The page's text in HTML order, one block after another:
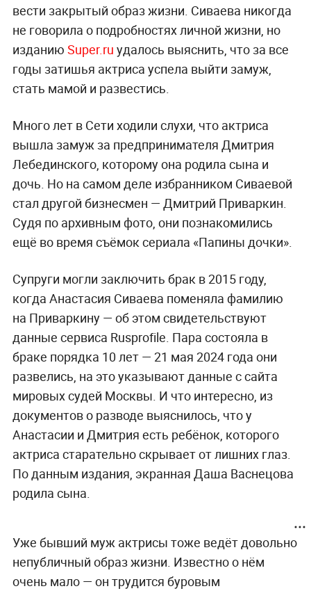
вести закрытый образ жизни. Сиваева никогда
не говорила о подробностях личной жизни, но
изданию Super.ru удалось выяснить, что за все
годы затишья актриса успела выйти замуж,
стать мамой и развестись.
Много лет в Сети ходили слухи, что актриса
вышла замуж за предпринимателя Дмитрия
Лебединского, которому она родила сына и
дочь. Но на самом деле избранником Сиваевой
стал другой бизнесмен — Дмитрий Приваркин.
Судя по архивным фото, они познакомились
ещё во время съёмок сериала «Папины дочки».
Супруги могли заключить брак в 2015 году,
когда Анастасия Сиваева поменяла фамилию
на Приваркину — об этом свидетельствуют
данные сервиса Rusprofile. Пара состояла в
браке порядка 10 лет — 21 мая 2024 года они
развелись, на это указывают данные с сайта
мировых судей Москвы. И что интересно, из
документов о разводе выяснилось, что у
Анастасии и Дмитрия есть ребёнок, которого
актриса старательно скрывает от лишних глаз.
По данным издания, экранная Даша Васнецова
родила сына.
Уже бывший муж актрисы тоже ведёт довольно
непубличный образ жизни. Известно о нём
очень мало — он трудится буровым